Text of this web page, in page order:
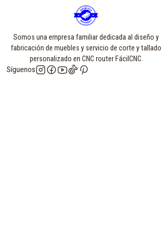
Somos una empresa familiar dedicada al diseño y
fabricación de muebles y servicio de corte y tallado
personalizado en CNC router FácilCNC.
Síguenos